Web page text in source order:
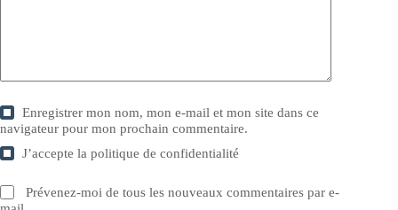
Enregistrer mon nom, mon e-mail et mon site dans ce
navigateur pour mon prochain commentaire.
J’accepte lapolitique de confidentialité
Prévenez-moi de tous les nouveaux commentaires par e-